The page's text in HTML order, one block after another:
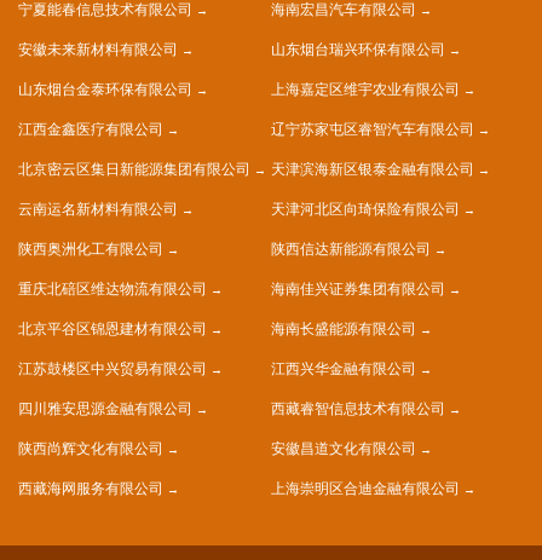
宁夏能春信息技术有限公司 海南宏昌汽车有限公司
安徽未来新材料有限公司 山东烟台瑞兴环保有限公司
山东烟台金泰环保有限公司 上海嘉定区维宇农业有限公司
江西金鑫医疗有限公司 辽宁苏家屯区睿智汽车有限公司
北京密云区集日新能源集团有限公司 天津滨海新区银泰金融有限公司
云南运名新材料有限公司 天津河北区向琦保险有限公司
陕西奥洲化工有限公司 陕西信达新能源有限公司
重庆北碚区维达物流有限公司 海南佳兴证券集团有限公司
北京平谷区锦恩建材有限公司 海南长盛能源有限公司
江苏鼓楼区中兴贸易有限公司 江西兴华金融有限公司
四川雅安思源金融有限公司 西藏睿智信息技术有限公司
陕西尚辉文化有限公司 安徽昌道文化有限公司
西藏海网服务有限公司 上海崇明区合迪金融有限公司